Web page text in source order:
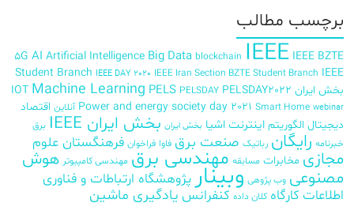
برچسب‌ مطالب
5G AI Artificial Intelligence Big Data blockchain IEEE IEEE BZTE
Student Branch IEEE DAY 2020 IEEE Iran Section BZTE Student Branch IEEE
بخش ایران
IOT Machine Learning PELS PELSDAY PELSDAY2022
Power and energy society day 2021 Smart Home webinar آنلاین اقتصاد
دیجیتال الگوریتم اینترنت اشیا بخش ایران بخش ایران IEEE
برق
خبرنامه رایگان رباتیک صنعت برق فاوا فراخوان فرهنگستان علوم
مجازی مخابرات مسابقه مهندسی برق مهندسی کامپیوتر هوش
مصنوعی وب پژوهی وبینارپژوهشگاه ارتباطات و فناوری
اطلاعات کارگاه کلان داده کنفرانس یادگیری ماشین